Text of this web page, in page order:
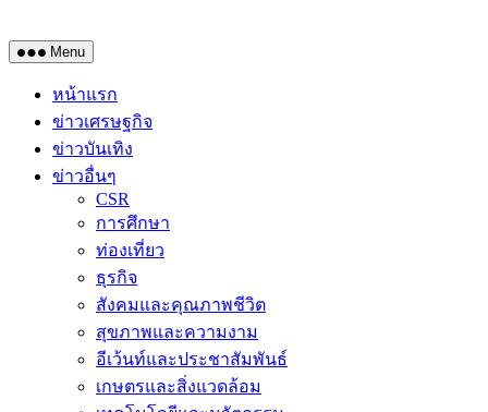
Menu
หน้าแรก
ข่าวเศรษฐกิจ
ข่าวบันเทิง
ข่าวอื่นๆ
CSR
การศึกษา
ท่องเที่ยว
ธุรกิจ
สังคมและคุณภาพชีวิต
สุขภาพและความงาม
อีเว้นท์และประชาสัมพันธ์
เกษตรและสิ่งแวดล้อม